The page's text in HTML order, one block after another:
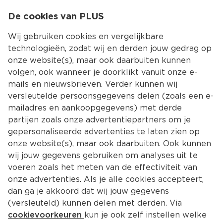
Kies jouw
Terug Producten
De cookies van PLUS
Wij gebruiken cookies en vergelijkbare
technologieën, zodat wij en derden jouw gedrag op
onze website(s), maar ook daarbuiten kunnen
volgen, ook wanneer je doorklikt vanuit onze e-
mails en nieuwsbrieven. Verder kunnen wij
versleutelde persoonsgegevens delen (zoals een e-
mailadres en aankoopgegevens) met derde
partijen zoals onze advertentiepartners om je
gepersonaliseerde advertenties te laten zien op
onze website(s), maar ook daarbuiten. Ook kunnen
wij jouw gegevens gebruiken om analyses uit te
voeren zoals het meten van de effectiviteit van
onze advertenties. Als je alle cookies accepteert,
dan ga je akkoord dat wij jouw gegevens
(versleuteld) kunnen delen met derden. Via
cookievoorkeuren kun je ook zelf instellen welke